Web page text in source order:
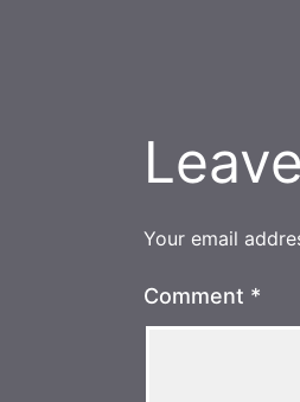
Your email
Comment *